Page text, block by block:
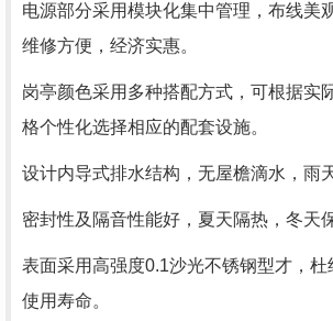
电源部分采用模块化集中管理，布线美
维修方便，经济实惠。
岗亭颜色采用多种搭配方式，可根据实
格个性化选择相应的配套设施。
设计内导式排水结构，无屋檐滴水，雨
密封性及隔音性能好，夏天隔热，冬天
表面采用高强度0.1沙光不锈钢型才，杜
使用寿命。